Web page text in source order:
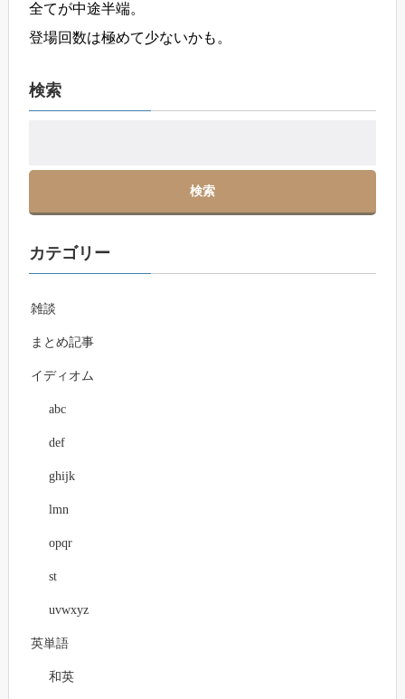
全てが中途半端。
登場回数は極めて少ないかも。
検索
カテゴリー
雑談
まとめ記事
イディオム
abc
def
ghijk
lmn
opqr
st
uvwxyz
英単語
和英